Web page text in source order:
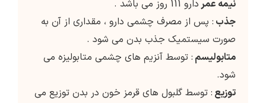
نیمه عمردارو 111 روز می باشد .
جذب : پس از مصرف چشمی دارو ، مقداری از آن به
صورت سیستمیک جذب بدن می شود .
متابولیسم : توسط آنزیم های چشمی متابولیزه می
شود.
توزیع : توسط گلبول های قرمز خون در بدن توزیع می